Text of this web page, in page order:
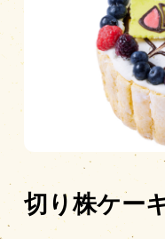
切り株ケー